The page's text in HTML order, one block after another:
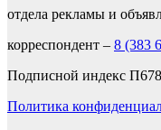
отдела рекламы и
корреспондент – 8 (383
Подписной индекс
Политика